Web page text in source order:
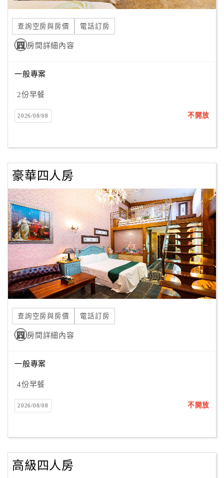
合
作
提
案
店
作
商
合
作
旅
伴
計
劃
商
品
宣
傳
查詢空房與房價 電話訂房
房間詳細內容
一般專案
2份早餐
2026/08/08 不開放
豪華四人房
查詢空房與房價 電話訂房
房間詳細內容
一般專案
4份早餐
2026/08/08 不開放
高級四人房